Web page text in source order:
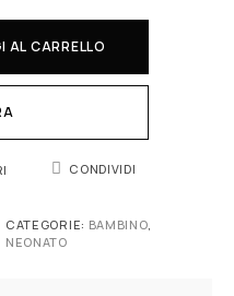
AL CARRELLO
CONDIVIDI
CATEGORIE: BAMBINO
NEONATO